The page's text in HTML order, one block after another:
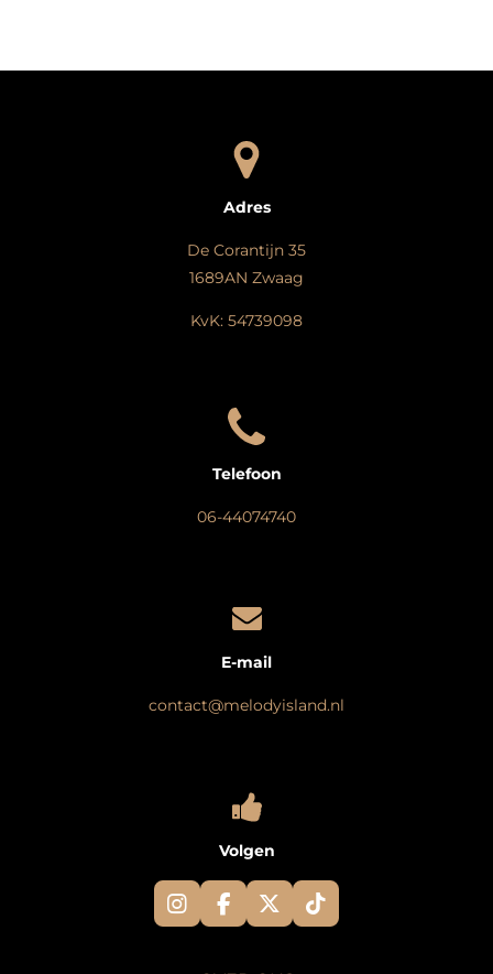
Adres
De Corantijn 35
1689AN Zwaag
KvK: 54739098
Telefoon
06-44074740
E-mail
contact@melodyisland.nl
Volgen
I
n
F
a
X
T
i